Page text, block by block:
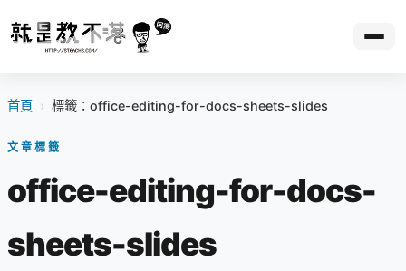
首頁 › 標籤：office-editing-for-docs-sheets-slides
文章標籤
office-editing-for-docs-
sheets-slides